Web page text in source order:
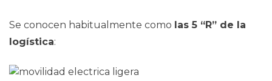
Se conocen habitualmente como las 5 “R” de la
logística: